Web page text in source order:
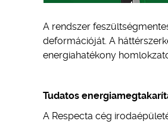
A rendszer
deformációját. A
energiahatékony
Tudatos
A Respecta cég